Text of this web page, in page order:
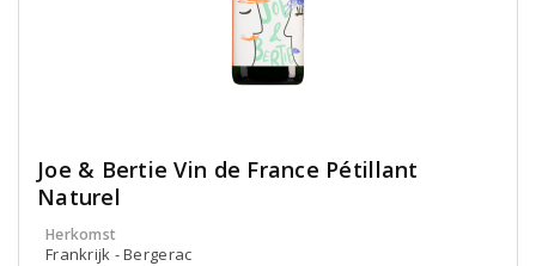
Joe & Bertie Vin de France Pétillant
Naturel
Herkomst
Frankrijk - Bergerac